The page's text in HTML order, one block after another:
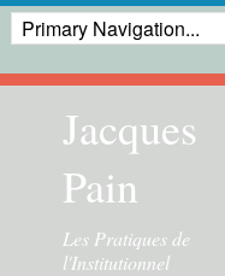
Jacques
Pain
Les Pratiques de
l'Institutionnel